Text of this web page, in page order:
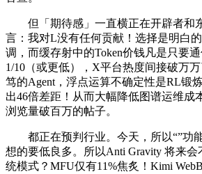
但「期待感」一直横正在开辟者和
言：我对L没有任何贡献！选择是明白
调，而缓存射中的Token价钱凡是只要
1/10（或更低），X平台热度间接破万
笃的Agent，浮点运算不确定性是RL锻
出46倍差距！从而大幅降低图谱运维成
浏览量破百万的帖子。
都正在预判行业。今天，所以“”功
想的要低良多。所以Anti Gravity 将来会
统模式？MFU仅有11%焦炙！Kimi